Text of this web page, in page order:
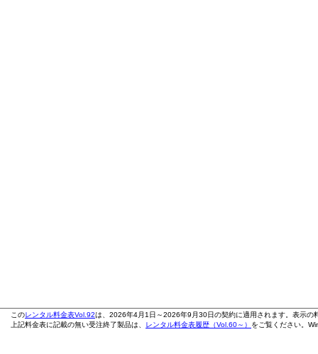
このレンタル料金表Vol.92は、2026年4月1日～2026年9月30日の契約に適用されます。表示
上記料金表に記載の無い受注終了製品は、 レンタル料金表履歴（Vol.60～） をご覧ください。